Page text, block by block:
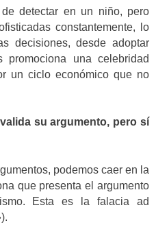
detectar en un niño, pero
constantemente, lo
decisiones, desde adoptar
promociona una celebridad
un ciclo económico que no
su argumento, pero sí
podemos caer en la
que presenta el argumento
Esta es la falacia ad